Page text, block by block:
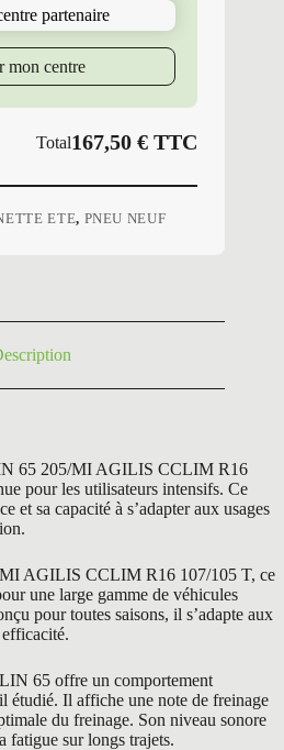
partenaire
mon centre
Total167,50€ TTC
ETE, PNEU NEUF
65 205/MI AGILIS CCLIM R16
pour les utilisateurs intensifs. Ce
et sa capacité à s’adapter aux usages
MI AGILIS CCLIM R16 107/105 T, ce
une large gamme de véhicules
pour toutes saisons, il s’adapte aux
65 offre un comportement
étudié. Il affiche une note de freinage
du freinage. Son niveau sonore
fatigue sur longs trajets.